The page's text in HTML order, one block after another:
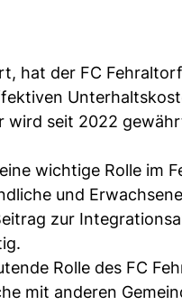
hat der FC
wird seit 2022
wichtige Rolle im
und
zur
Rolle des FC
mit anderen